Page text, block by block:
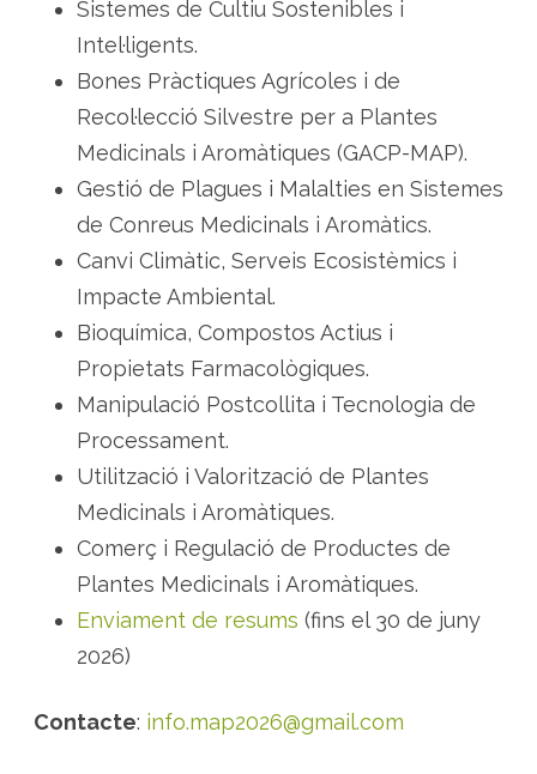
Sistemes de Cultiu Sostenibles i
Intel·ligents.
Bones Pràctiques Agrícoles i de
Recol·lecció Silvestre per a Plantes
Medicinals i Aromàtiques (GACP-MAP).
Gestió de Plagues i Malalties en Sistemes
de Conreus Medicinals i Aromàtics.
Canvi Climàtic, Serveis Ecosistèmics i
Impacte Ambiental.
Bioquímica, Compostos Actius i
Propietats Farmacològiques.
Manipulació Postcollita i Tecnologia de
Processament.
Utilització i Valorització de Plantes
Medicinals i Aromàtiques.
Comerç i Regulació de Productes de
Plantes Medicinals i Aromàtiques.
Enviament de resums (fins el 30 de juny
2026)
Contacte: info.map2026@gmail.com